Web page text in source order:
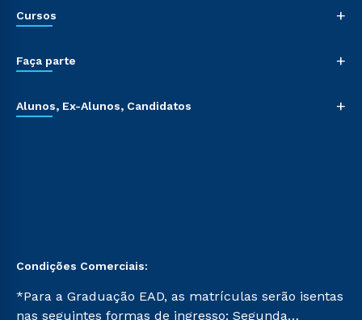
Cursos +
Faça parte +
Alunos, Ex-Alunos, Candidatos +
Condições Comerciais:
*Para a Graduação EAD, as matrículas serão isentas
nas seguintes formas de ingresso: Segunda